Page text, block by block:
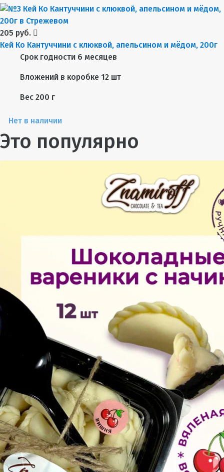
205 руб.
Кей Ко Кантуччини с клюквой, апельсином и мёдом, 200г
Срок годности 6 месяцев
Вложений в коробке 12 шт
Вес 200 г
Нет в наличии
Это популярно